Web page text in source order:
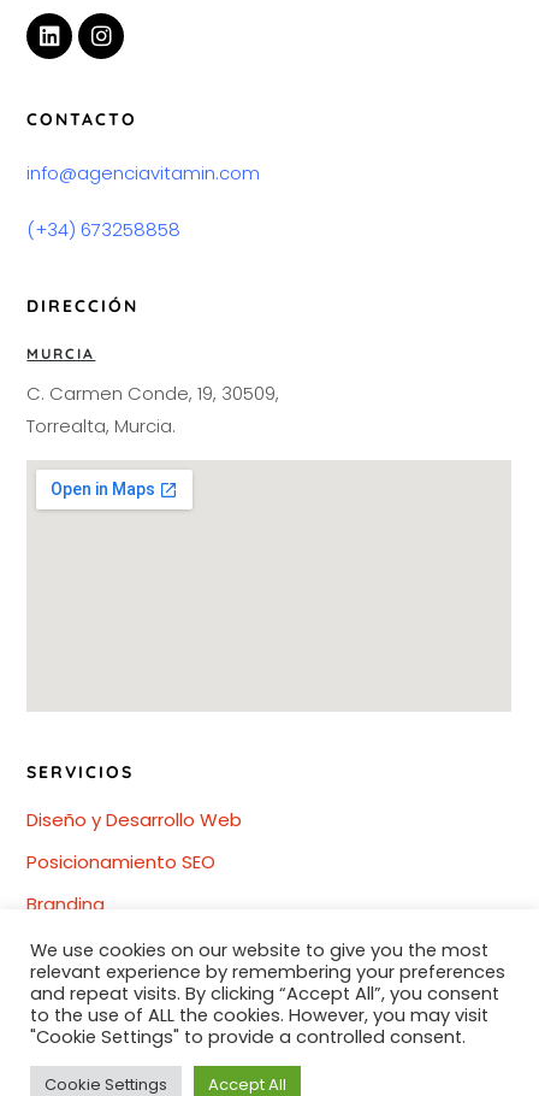
CONTACTO
info@agenciavitamin.com
(+34) 673258858
DIRECCIÓN
MURCIA
C. Carmen Conde, 19, 30509,
Torrealta, Murcia.
SERVICIOS
Diseño y Desarrollo Web
Posicionamiento SEO
Branding
Redes Sociales
Diseño gráfico
We use cookies on our website to give you the most
relevant experience by remembering your preferences
and repeat visits. By clicking “Accept All”, you consent
to the use of ALL the cookies. However, you may visit
"Cookie Settings" to provide a controlled consent.
Cookie Settings Accept All